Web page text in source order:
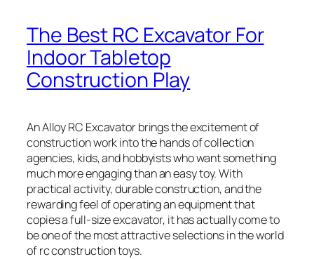
The Best RC Excavator For
Indoor Tabletop
Construction Play
An Alloy RC Excavator brings the excitement of
construction work into the hands of collection
agencies, kids, and hobbyists who want something
much more engaging than an easy toy. With
practical activity, durable construction, and the
rewarding feel of operating an equipment that
copies a full-size excavator, it has actually come to
be one of the most attractive selections in the world
of rc construction toys.